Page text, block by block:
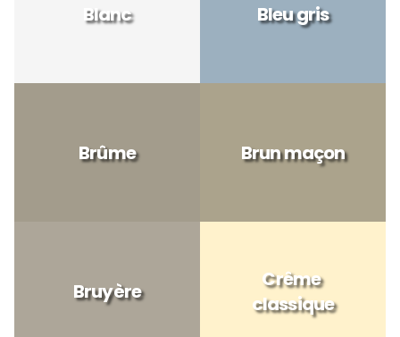
Blanc Bleu gris
Brûme Brun maçon
Bruyère
Crême
classique